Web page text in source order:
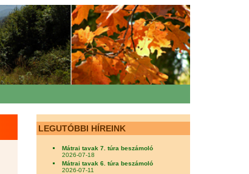
LEGUTÓBBI HÍREINK
Mátrai tavak 7. túra beszámoló
2026-07-18
Mátrai tavak 6. túra beszámoló
2026-07-11